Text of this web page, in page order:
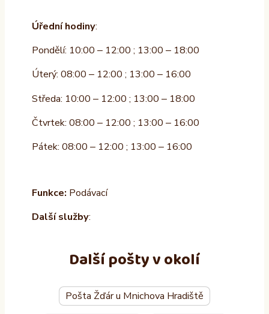
Úřední hodiny:
Pondělí: 10:00 – 12:00 ; 13:00 – 18:00
Úterý: 08:00 – 12:00 ; 13:00 – 16:00
Středa: 10:00 – 12:00 ; 13:00 – 18:00
Čtvrtek: 08:00 – 12:00 ; 13:00 – 16:00
Pátek: 08:00 – 12:00 ; 13:00 – 16:00
Funkce: Podávací
Další služby:
Další pošty v okolí
Pošta Žďár u Mnichova Hradiště